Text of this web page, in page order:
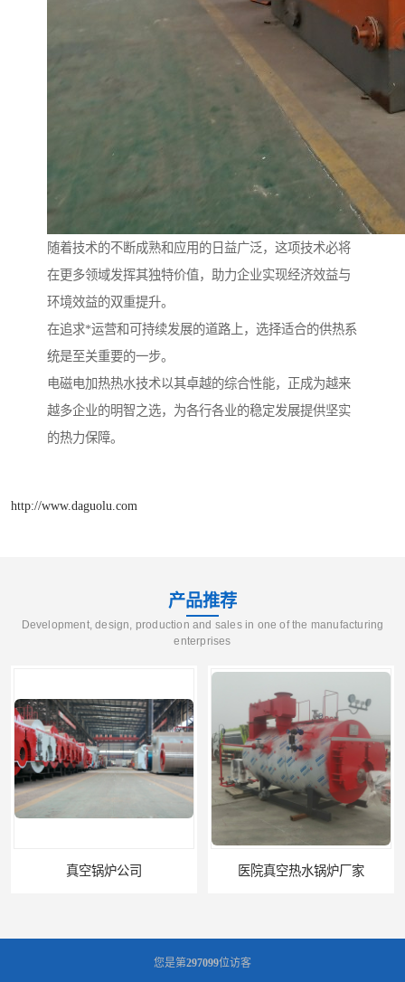
随着技术的不断成熟和应用的日益广泛，这项技术必将
在更多领域发挥其独特价值，助力企业实现经济效益与
环境效益的双重提升。
在追求*运营和可持续发展的道路上，选择适合的供热系
统是至关重要的一步。
电磁电加热热水技术以其卓越的综合性能，正成为越来
越多企业的明智之选，为各行各业的稳定发展提供坚实
的热力保障。
http://www.daguolu.com
产品推荐
Development, design, production and sales in one of the manufacturing
enterprises
医院真空热水锅炉厂家 养殖真空热水锅炉厂商
您是第297099位访客